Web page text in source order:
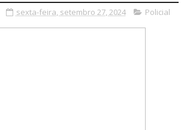
sexta-feira, setembro 27, 2024 Policial